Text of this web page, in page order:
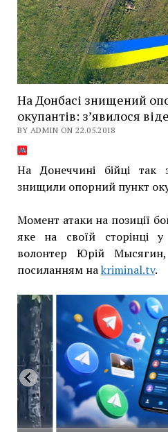
На Донбасі знищений
окупантів: з’явилося
BY ADMIN ON 22.05.2018
На Донеччині бійці так
знищили опорний пункт
Момент атаки на позиції
яке на своїй сторінці у
волонтер Юрій
посиланням наkriminal.tv.